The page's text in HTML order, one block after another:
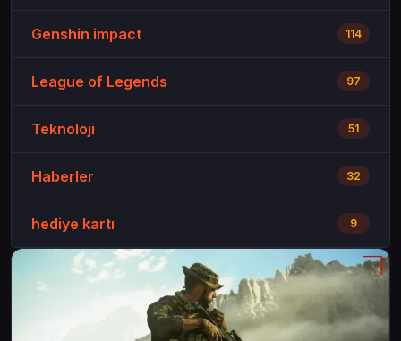
Genshin impact 114
League of Legends 97
Teknoloji 51
Haberler 32
hediye kartı 9